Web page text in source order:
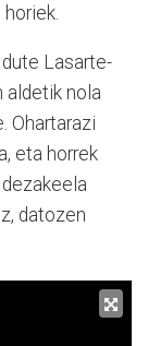
Lasarte-
aldetik nola
Ohartarazi
eta horrek
datozen